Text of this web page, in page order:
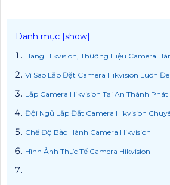
Hãng Hikvision, Thương Hiệu Camera
Vì Sao Lắp Đặt Camera Hikvision Luôn
Lắp Camera Hikvision Tại An Thành Phát
Đội Ngũ Lắp Đặt Camera Hikvision
Chế Độ Bảo Hành Camera Hikvision
Hình Ảnh Thực Tế Camera Hikvision